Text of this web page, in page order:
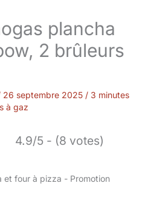
plancha
2 brûleurs
26 septembre 2025 / 3 minutes
à gaz
4.9/5 - (8 votes)